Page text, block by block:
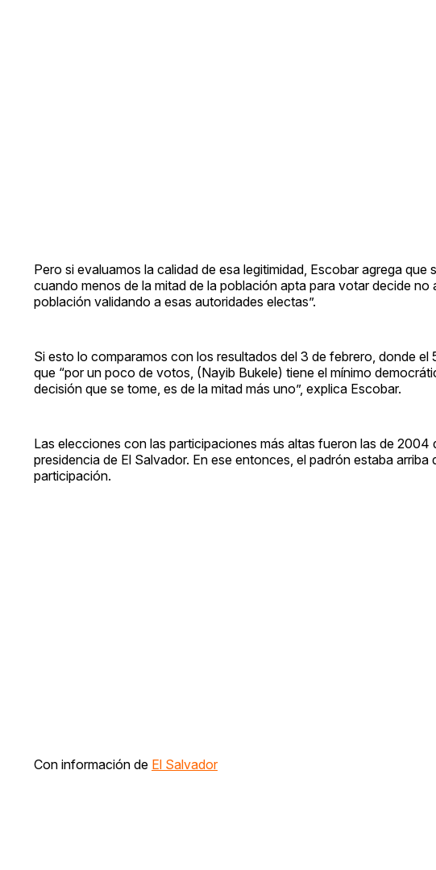
Pero si evaluamos la calidad de esa legitimidad, Escobar agrega
cuando menos de la mitad de la población apta para votar decide no
población validando a esas autoridades electas”.
Si esto lo comparamos con los resultados del 3 de febrero, donde
que “por un poco de votos, (Nayib Bukele) tiene el mínimo
decisión que se tome, es de la mitad más uno”, explica Escobar.
Las elecciones con las participaciones más altas fueron las de
presidencia de El Salvador. En ese entonces, el padrón estaba
participación.
Con información de El Salvador